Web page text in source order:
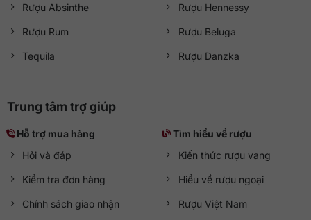
Rượu Absinthe
Rượu Rum
Tequila
Rượu Hennessy
Rượu Beluga
Rượu Danzka
Trung tâm trợ giúp
Hỗ trợ mua hàng
Hỏi và đáp
Kiểm tra đơn hàng
Chính sách giao nhận
Tìm hiểu về rượu
Kiến thức rượu vang
Hiểu về rượu ngoại
Rượu Việt Nam